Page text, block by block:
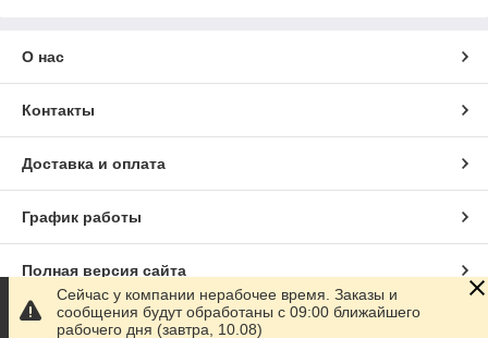
О нас
Контакты
Доставка и оплата
График работы
Полная версия сайта
Сайт создан на маркетплейсеSatu.kz
Сейчас у компании нерабочее время. Заказы и
сообщения будут обработаны с 09:00 ближайшего
рабочего дня (завтра, 10.08)